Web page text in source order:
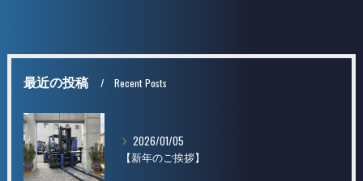
最近の投稿 Recent Posts
2026/01/05
【新年のご挨拶】